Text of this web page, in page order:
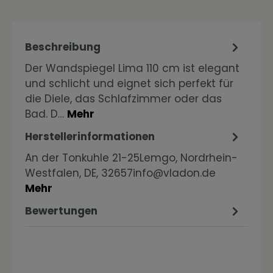
Beschreibung
Der Wandspiegel Lima 110 cm ist elegant
und schlicht und eignet sich perfekt für
die Diele, das Schlafzimmer oder das
Bad. D… Mehr
Herstellerinformationen
An der Tonkuhle 21-25Lemgo, Nordrhein-
Westfalen, DE, 32657info@vladon.de
Mehr
Bewertungen